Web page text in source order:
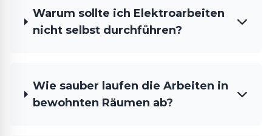
Warum sollte ich Elektroarbeiten
nicht selbst durchführen?
Wie sauber laufen die Arbeiten in
bewohnten Räumen ab?